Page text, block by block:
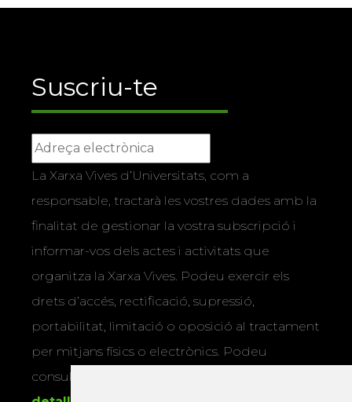
Suscriu-te
La Xarxa Vives d’Universitats, com a
responsable, tractarà les vostres dades amb la
finalitat de gestionar la vostra subscripció i
informar-vos dels actes i activitats que
organitza la Xarxa Vives. Podeu exercir els
drets d’accés, rectificació, supressió,
portabilitat, limitació o oposició al tractament
per mitjans físics o electrònics. Podeu
consultar la